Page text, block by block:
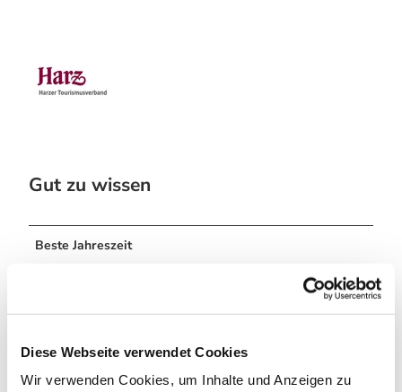
Diese Webseite verwendet Cookies
Wir verwenden Cookies, um Inhalte und Anzeigen zu
Gut zu wissen
Beste Jahreszeit
Jan Feb Mär Apr Mai Jun Jul
Aug Sep Okt